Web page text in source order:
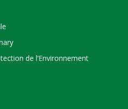
de l’Environnement